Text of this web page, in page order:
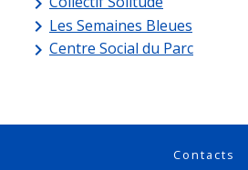
keyboard_arrow_right Les Semaines Bleues
keyboard_arrow_right Centre Social du Parc
Contacts